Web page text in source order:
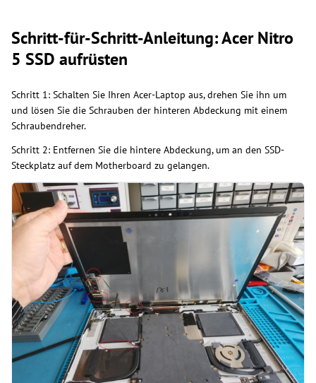
Schritt-für-Schritt-Anleitung: Acer Nitro
5 SSD aufrüsten
Schritt 1: Schalten Sie Ihren Acer-Laptop aus, drehen Sie ihn um
und lösen Sie die Schrauben der hinteren Abdeckung mit einem
Schraubendreher.
Schritt 2: Entfernen Sie die hintere Abdeckung, um an den SSD-
Steckplatz auf dem Motherboard zu gelangen.